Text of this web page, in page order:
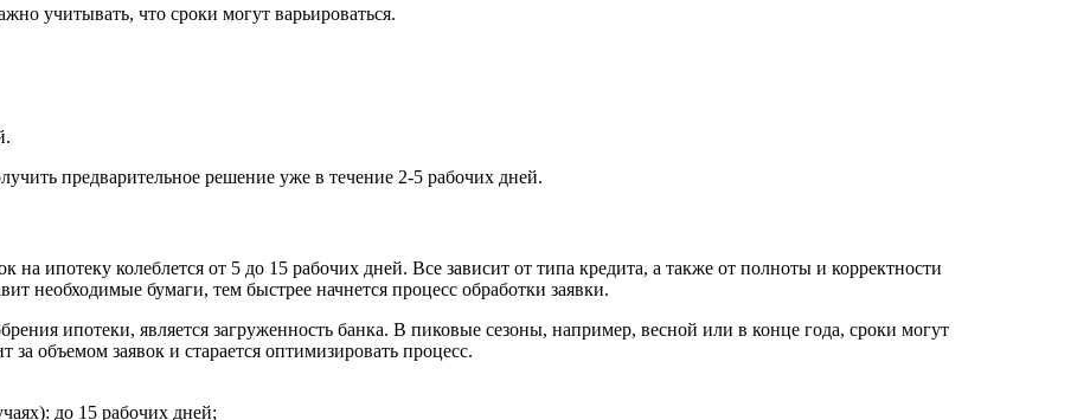
учитывать, что сроки могут варьироваться.
предварительное решение уже в течение 2-5 рабочих дней.
на ипотеку колеблется от 5 до 15 рабочих дней. Все зависит от типа кредита, а также от полноты и корректности
необходимые бумаги, тем быстрее начнется процесс обработки заявки.
ипотеки, является загруженность банка. В пиковые сезоны, например, весной или в конце года, сроки могут
за объемом заявок и старается оптимизировать процесс.
до 15 рабочих дней;